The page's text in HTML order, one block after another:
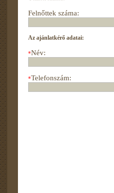
Felnőttek száma:
Az ajánlatkérő adatai:
*Név:
*Telefonszám: